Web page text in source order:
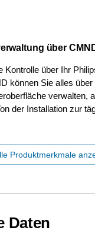
über
Kontrolle über Ihr
können Sie alles über
verwalten,
der Installation zur
Produktmerkmale
Daten